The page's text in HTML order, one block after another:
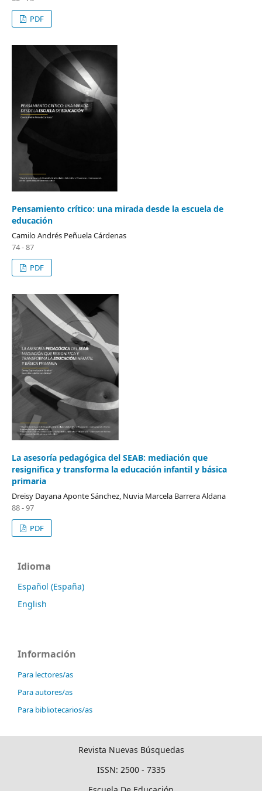
PDF
Pensamiento crítico: una mirada desde la escuela de
educación
Camilo Andrés Peñuela Cárdenas
74 - 87
PDF
La asesoría pedagógica del SEAB: mediación que
resignifica y transforma la educación infantil y básica
primaria
Dreisy Dayana Aponte Sánchez, Nuvia Marcela Barrera Aldana
88 - 97
PDF
Idioma
Español (España)
English
Información
Para lectores/as
Para autores/as
Para bibliotecarios/as
Revista Nuevas Búsquedas
ISSN: 2500 - 7335